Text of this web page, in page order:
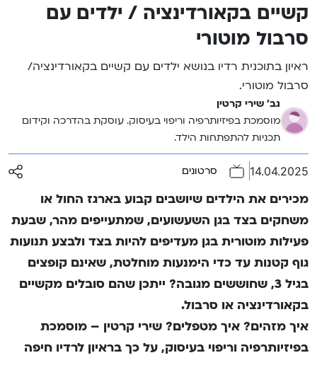
קשיים בקאורדינציה / ילדים עם
סרבול מוטורי
ראיון בתוכנית רדיו בנושא ילדים עם קשיים בקאורדינציה/
סרבול מוטורי.
גב' שירי קרטין
מוסמכת בפיזיותרפיה וריפוי בעיסוק. עוסקת בהדרכה וקידום
תכניות להתפתחות הילד.
14.04.2025 סרטונים
מכירים את הילדים שיושבים קבוע בארגז החול או
משחקים בצד בגן השעשועים, שמתעייפים מהר, שבעת
פעילות מוטורית בגן מעדיפים להיות בצד ולבצע תנועות
גוף קטנות עד כדי הימנעות מוחלטת, שאינם קופצים
בגיל 3, שחוששים מגובה? ייתכן שהם סובלים מקשיים
בקאורדינציה או סרבול.
איך מזהים? איך מטפלים? שירי קרטין – מוסמכת
בפיזיותרפיה וריפוי בעיסוק, על כך בראיון לרדיו חיפה